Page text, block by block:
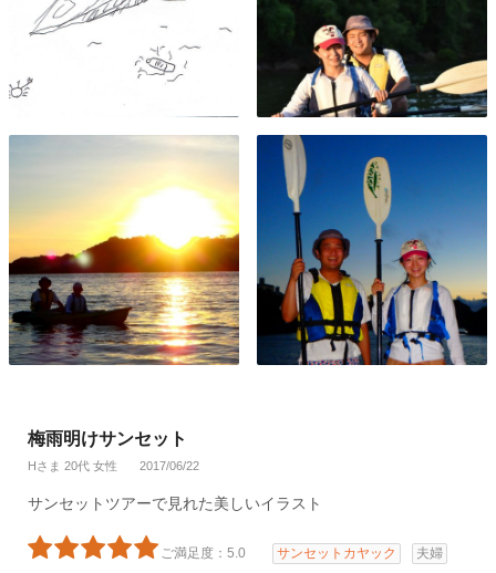
梅雨明けサンセット
Hさま 20代 女性 2017/06/22
サンセットツアーで見れた美しいイラスト
ご満足度：5.0 サンセットカヤック 夫婦